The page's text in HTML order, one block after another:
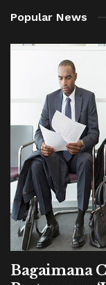
Popular News
Bagaimana